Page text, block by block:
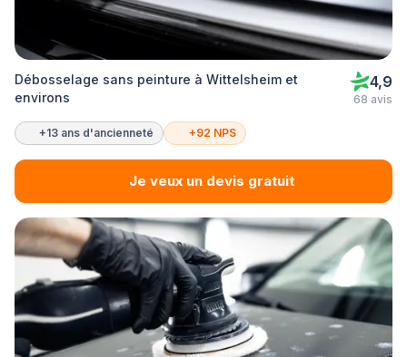
Débosselage sans peinture à Wittelsheim et
environs
4,9
68 avis
+13 ans d'ancienneté +92 NPS
Je veux un devis gratuit